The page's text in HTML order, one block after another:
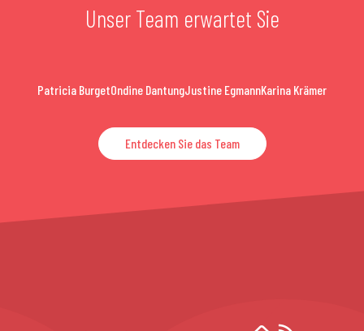
Unser Team erwartet Sie
Patricia BurgetOndine DantungJustine EgmannKarina Krämer
Entdecken Sie das Team